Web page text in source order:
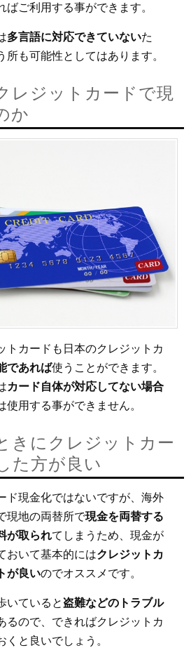
ばご利用する事ができます。
多言語に対応できていないた
所も可能性としてはあります。
レジットカードで現
か
トカードも日本のクレジットカ
であれば使うことができます。
カード自体が対応してない場合
使用する事ができません。
きにクレジットカー
た方が良い
ド現金化ではないですが、海外
現地の両替所で現金を両替する
が取られてしまうため、現金が
おいて基本的にはクレジットカ
が良いのでオススメです。
いていると盗難などのトラブル
るので、できればクレジットカ
くと良いでしょう。